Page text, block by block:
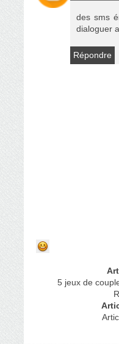
des sms
dialoguer
Répondre
5 jeux de